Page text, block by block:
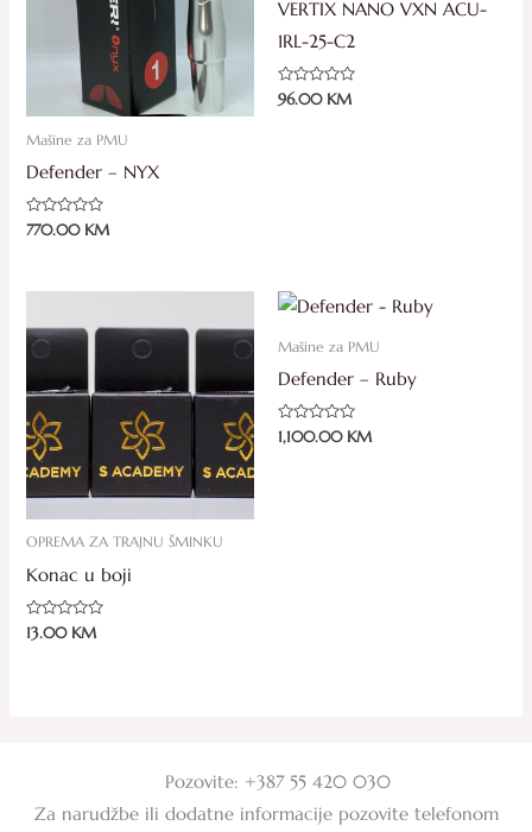
Mašine za PMU
Defender – NYX
Ocjenjeno
770.00 KM
VERTIX NANO VXN ACU-
1RL-25-C2
Ocjenjeno
0
96.00 KM
OPREMA ZA TRAJNU ŠMINKU
Konac u boji
Ocjenjeno
0
13.00 KM
Mašine za PMU
Defender – Ruby
Ocjenjeno
0
1,100.00 KM
Pozovite: +387 55 420 030
Za narudžbe ili dodatne informacije pozovite telefonom